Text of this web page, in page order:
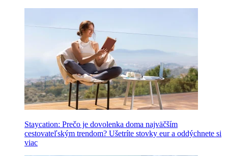
Staycation: Prečo je dovolenka doma najväčším
cestovateľským trendom? Ušetríte stovky eur a oddýchnete si
viac